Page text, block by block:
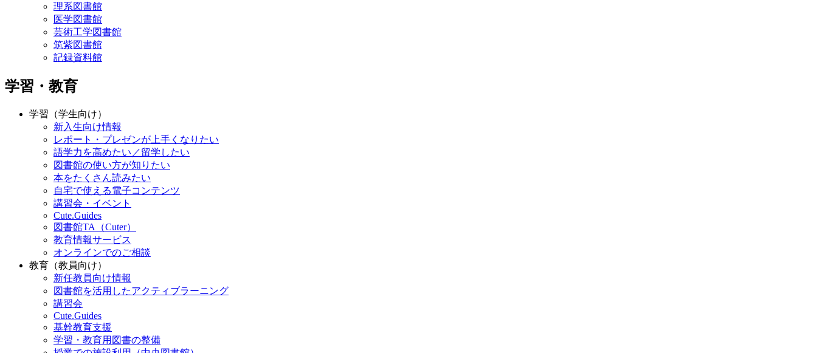
理系図書館
医学図書館
芸術工学図書館
筑紫図書館
記録資料館
学習・教育
学習（学生向け）
新入生向け情報
レポート・プレゼンが上手くなりたい
語学力を高めたい／留学したい
図書館の使い方が知りたい
本をたくさん読みたい
自宅で使える電子コンテンツ
講習会・イベント
Cute.Guides
図書館TA（Cuter）
教育情報サービス
オンラインでのご相談
教育（教員向け）
新任教員向け情報
図書館を活用したアクティブラーニング
講習会
Cute.Guides
基幹教育支援
学習・教育用図書の整備